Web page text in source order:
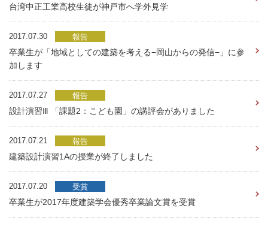
台湾中正工業高校生徒が神戸市へ学外見学
2017.07.30 報告
卒業生が「地域としての建築を考える−岡山からの発信−」に参
加します
2017.07.27 報告
設計演習Ⅲ 「課題2：こども園」の講評会がありました
2017.07.21 報告
建築設計演習1Aの授業が終了しました
2017.07.20 受賞
卒業生が2017年度建築学会優秀卒業論文賞を受賞